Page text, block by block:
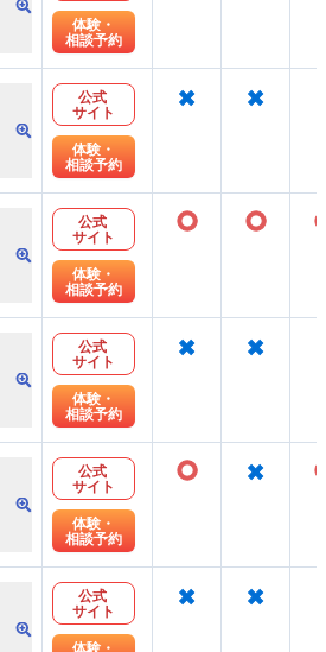
体験・
相談予約
公式
サイト
体験・
相談予約
× ×
公式
サイト
体験・
相談予約
○ ○
公式
サイト
体験・
相談予約
× ×
公式
サイト
体験・
相談予約
○ ×
公式
サイト
体験・
× ×